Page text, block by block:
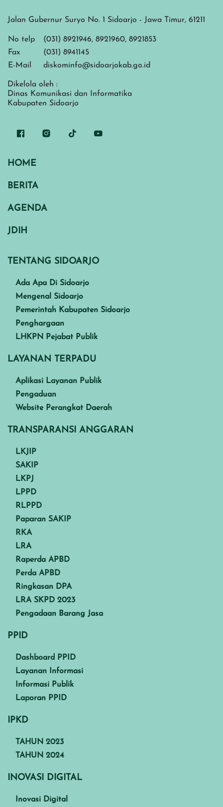
Jalan Gubernur Suryo No. 1 Sidoarjo - Jawa Timur, 61211
No telp
(031) 8921946, 8921960, 8921853
Fax
(031) 8941145
E-Mail
diskominfo@sidoarjokab.go.id
Dikelola oleh :
Dinas Komunikasi dan Informatika
Kabupaten Sidoarjo
HOME
BERITA
AGENDA
JDIH
TENTANG SIDOARJO
Ada Apa Di Sidoarjo
Mengenal Sidoarjo
Pemerintah Kabupaten Sidoarjo
Penghargaan
LHKPN Pejabat Publik
LAYANAN TERPADU
Aplikasi Layanan Publik
Pengaduan
Website Perangkat Daerah
TRANSPARANSI ANGGARAN
LKJIP
SAKIP
LKPJ
LPPD
RLPPD
Paparan SAKIP
RKA
LRA
Raperda APBD
Perda APBD
Ringkasan DPA
LRA SKPD 2023
Pengadaan Barang Jasa
PPID
Dashboard PPID
Layanan Informasi
Informasi Publik
Laporan PPID
IPKD
TAHUN 2023
TAHUN 2024
INOVASI DIGITAL
Inovasi Digital